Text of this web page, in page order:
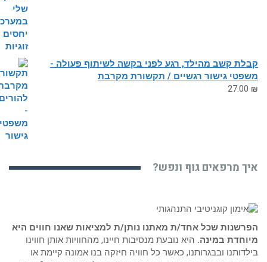
קשב מהילד, רגע לפני בקשה לשיתוף פעולה -
גישור רגשיים / תקשורת מקרבת
מרפאים גוף ונפש?
שכל אחד/ת מאתנו נותן/ת למציאות שאנו חווים היא
במינה.היא נובעת מנסיבות חיינו, מהחוויות אותן חווינו
ובבגרותנו, כאשר כל חוויה חיזקה בנו אמונה קיימת או